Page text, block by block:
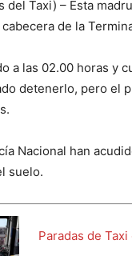
del Taxi) – Esta
de la
a las 02.00 horas y
detenerlo, pero el
Nacional han
suelo.
Paradas de